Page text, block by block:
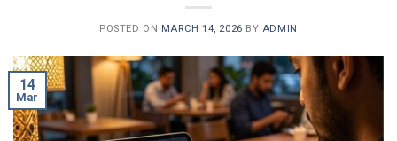
POSTED ON MARCH 14, 2026 BY ADMIN
14
Mar